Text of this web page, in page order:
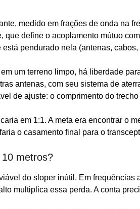
medido em frações de onda na
que define o acoplamento mútuo
pendurado nela (antenas,
um terreno limpo, há liberdade
antenas, com seu sistema de
de ajuste: o comprimento do
em 1:1. A meta era encontrar o
o casamento final para o
metros?
do sloper inútil. Em
multiplica essa perda. A conta